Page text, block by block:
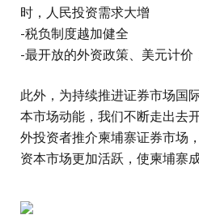
时，人民投资需求大增
-税负制度越加健全
-最开放的外资政策、美元计价
此外，为持续推进证券市场国
本市场动能，我们不断走出去
外投资者推介柬埔寨证券市场
资本市场更加活跃，使柬埔寨